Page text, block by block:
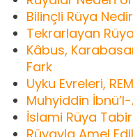
Bilinçli Rüya
Tekrarlayan
Kâbus,
Fark
Uyku Evreleri,
Muhyiddin İbnü’l-
İslami Rüya